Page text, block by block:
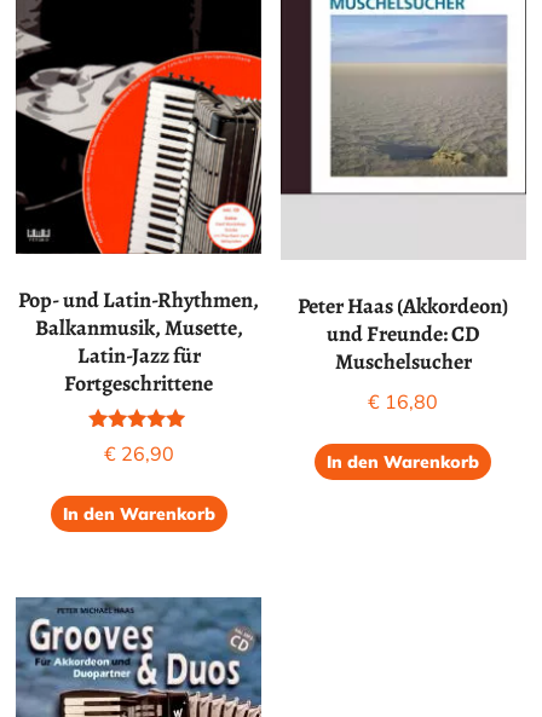
Pop- und Latin-Rhythmen,
Balkanmusik, Musette,
Latin-Jazz für
Fortgeschrittene
Bewertet mit
5.00
€26,90
In den Warenkorb
Peter Haas (Akkordeon)
und Freunde: CD
Muschelsucher
€ 16,80
In den Warenkorb